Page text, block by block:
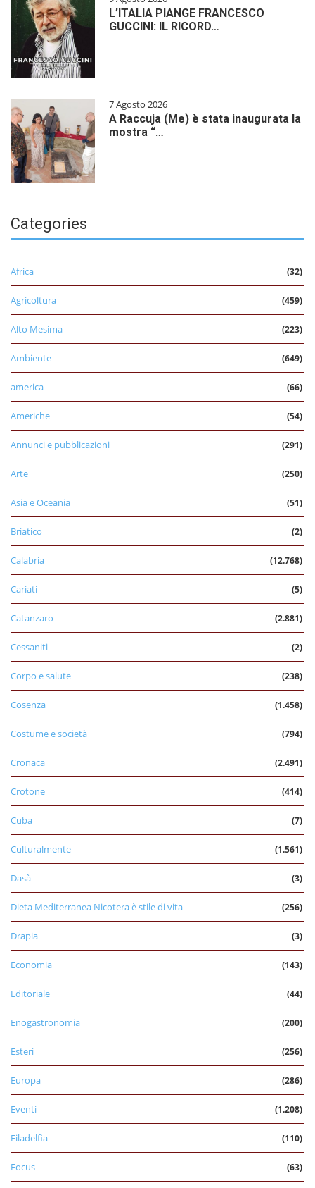
L’ITALIA PIANGE FRANCESCO
GUCCINI: IL RICORD…
7 Agosto 2026
A Raccuja (Me) è stata inaugurata la
mostra “…
Categories
Africa (32)
Agricoltura (459)
Alto Mesima (223)
Ambiente (649)
america (66)
Americhe (54)
Annunci e pubblicazioni (291)
Arte (250)
Asia e Oceania (51)
Briatico (2)
Calabria (12.768)
Cariati (5)
Catanzaro (2.881)
Cessaniti (2)
Corpo e salute (238)
Cosenza (1.458)
Costume e società (794)
Cronaca (2.491)
Crotone (414)
Cuba (7)
Culturalmente (1.561)
Dasà (3)
Dieta Mediterranea Nicotera è stile di vita (256)
Drapia (3)
Economia (143)
Editoriale (44)
Enogastronomia (200)
Esteri (256)
Europa (286)
Eventi (1.208)
Filadelfia (110)
Focus (63)